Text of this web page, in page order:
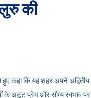
की
कहा कि यह शहर अपने अद्वितीय
के अटूट प्रेम और सौम्य स्वभाव पर